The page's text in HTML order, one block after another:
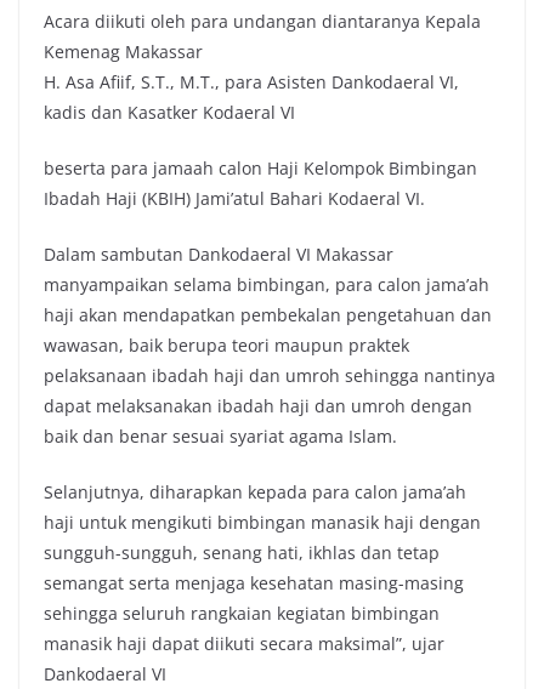
Acara diikuti oleh para undangan diantaranya Kepala
Kemenag Makassar
H. Asa Afiif, S.T., M.T., para Asisten Dankodaeral VI,
kadis dan Kasatker Kodaeral VI
beserta para jamaah calon Haji Kelompok Bimbingan
Ibadah Haji (KBIH) Jami’atul Bahari Kodaeral VI.
Dalam sambutan Dankodaeral VI Makassar
manyampaikan selama bimbingan, para calon jama’ah
haji akan mendapatkan pembekalan pengetahuan dan
wawasan, baik berupa teori maupun praktek
pelaksanaan ibadah haji dan umroh sehingga nantinya
dapat melaksanakan ibadah haji dan umroh dengan
baik dan benar sesuai syariat agama Islam.
Selanjutnya, diharapkan kepada para calon jama’ah
haji untuk mengikuti bimbingan manasik haji dengan
sungguh-sungguh, senang hati, ikhlas dan tetap
semangat serta menjaga kesehatan masing-masing
sehingga seluruh rangkaian kegiatan bimbingan
manasik haji dapat diikuti secara maksimal”, ujar
Dankodaeral VI